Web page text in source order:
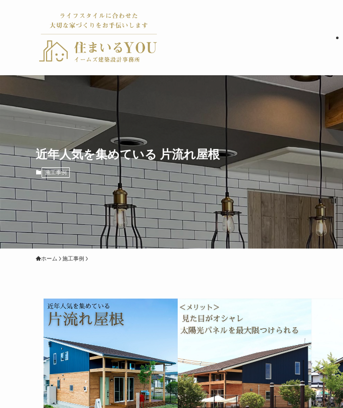
近年人気を集めている 片流れ屋根
施工事例
ホーム 施工事例